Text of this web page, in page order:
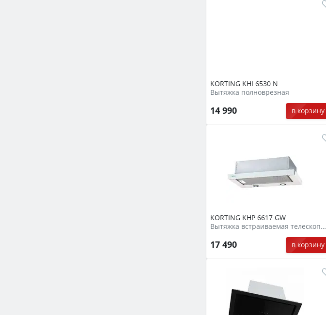
KORTING KHI 6530 N
Вытяжка полноврезная
14 990 в корзину
KORTING KHP 6617 GW
Вытяжка встраиваемая телескопическая
17 490 в корзину